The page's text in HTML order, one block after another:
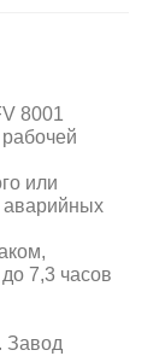
8001
или
аварийных
7,3 часов
Завод